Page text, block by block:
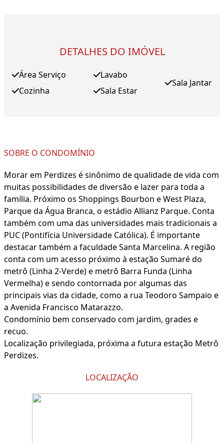
DETALHES DO IMÓVEL
Área Serviço
Cozinha
Lavabo
Sala Estar
Sala Jantar
SOBRE O CONDOMÍNIO
Morar em Perdizes é sinônimo de qualidade de vida com
muitas possibilidades de diversão e lazer para toda a
família. Próximo os Shoppings Bourbon e West Plaza,
Parque da Água Branca, o estádio Allianz Parque. Conta
também com uma das universidades mais tradicionais a
PUC (Pontifícia Universidade Católica). É importante
destacar também a faculdade Santa Marcelina. A região
conta com um acesso próximo à estação Sumaré do
metrô (Linha 2-Verde) e metrô Barra Funda (Linha
Vermelha) e sendo contornada por algumas das
principais vias da cidade, como a rua Teodoro Sampaio e
a Avenida Francisco Matarazzo.
Condomínio bem conservado com jardim, grades e
recuo.
Localização privilegiada, próxima a futura estação Metrô
Perdizes.
LOCALIZAÇÃO